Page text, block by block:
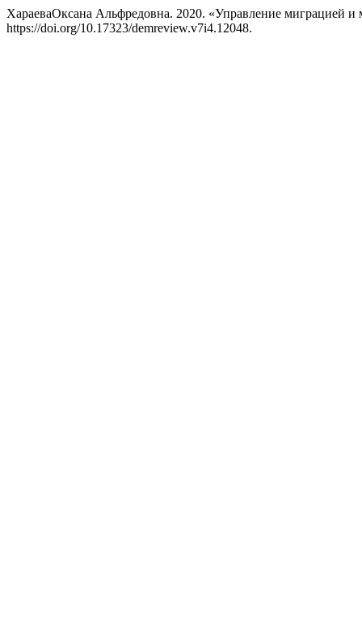
ХараеваОксана Альфредовна. 2020. «Управление миграцией
https://doi.org/10.17323/demreview.v7i4.12048.